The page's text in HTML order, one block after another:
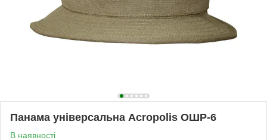
Панама універсальна Acropolis ОШР-6
В наявності